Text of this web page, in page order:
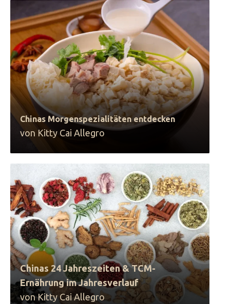
Chinas Morgenspezialitäten entdecken
von Kitty Cai Allegro
Chinas 24 Jahreszeiten & TCM-
Ernährung im Jahresverlauf
von Kitty Cai Allegro